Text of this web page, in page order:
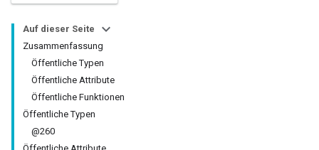
Auf dieser Seite
Zusammenfassung
Öffentliche Typen
Öffentliche Attribute
Öffentliche Funktionen
Öffentliche Typen
@260